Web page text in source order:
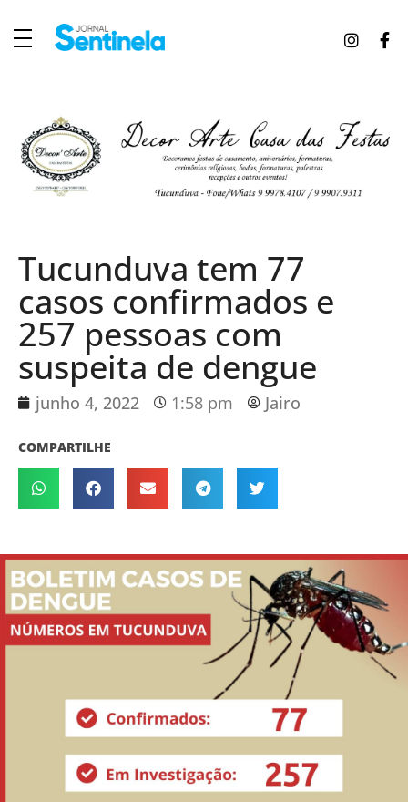
Tucunduva tem 77
casos confirmados e
257 pessoas com
suspeita de dengue
junho 4, 2022 1:58 pm Jairo
COMPARTILHE